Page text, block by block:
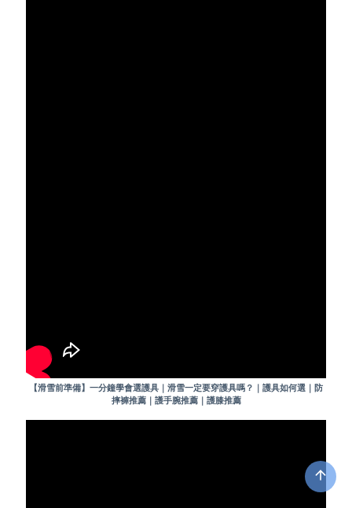
arrow_upward
【滑雪前準備】一分鐘學會選護具｜滑雪一定要穿護具嗎？｜護具如何選｜防
摔褲推薦｜護手腕推薦｜護膝推薦